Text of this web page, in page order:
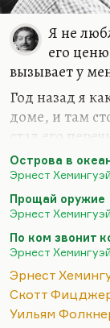
Я не
его
вызывает у
Год назад я
доме, и там
стал его
про который,
у него когда-то
быках, яйцах и
огромной
Мне эта книга
подростковой,
Джордан
столько
Острова в
Эрнест Хемингуэй
Прощай оружие
Эрнест Хемингуэй
По ком звонит
Эрнест Хемингуэй
Эрнест
Скотт
Уильям